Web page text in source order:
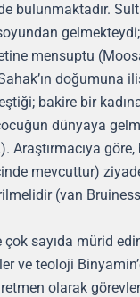
bulunmaktadır.
mensuptu
doğumuna
bakire bir
dünyaya
Araştırmacıya
mevcuttur)
(van
çok sayıda mürid
ve teoloji
olarak